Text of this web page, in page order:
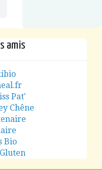
amis
Pat'
Chêne
Bio